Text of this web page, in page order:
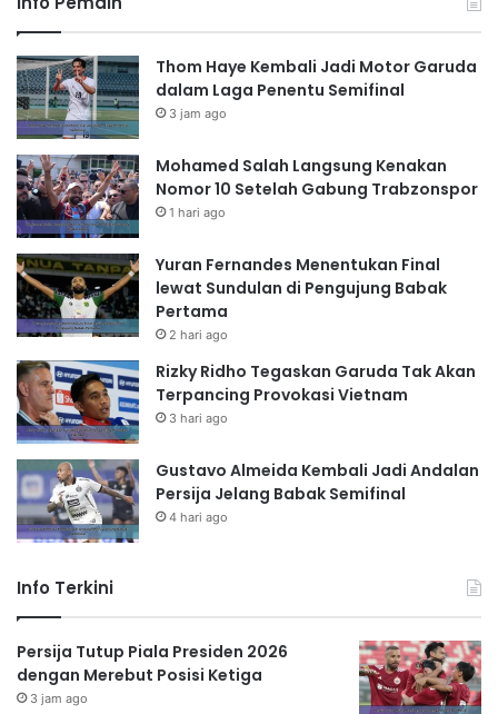
Thom Haye Kembali Jadi Motor Garuda
dalam Laga Penentu Semifinal
3 jam ago
Mohamed Salah Langsung Kenakan
Nomor 10 Setelah Gabung Trabzonspor
1 hari ago
Yuran Fernandes Menentukan Final
lewat Sundulan di Pengujung Babak
Pertama
2 hari ago
Rizky Ridho Tegaskan Garuda Tak Akan
Terpancing Provokasi Vietnam
3 hari ago
Gustavo Almeida Kembali Jadi Andalan
Persija Jelang Babak Semifinal
4 hari ago
Info Terkini
Persija Tutup Piala Presiden 2026
dengan Merebut Posisi Ketiga
3 jam ago